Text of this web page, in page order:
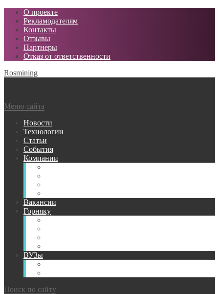
О проекте
Рекламодателям
Контакты
Отзывы
Партнеры
Отказ от ответственности
Rosmining
Меню сайта
Новости
Технологии
Статьи
События
Компании
Вакансии
Горняку
ВУЗы
Поиск по сайту